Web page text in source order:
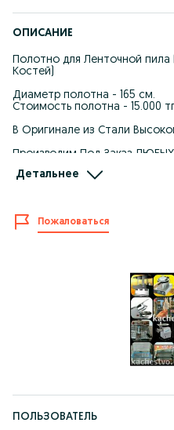
ОПИСАНИЕ
Полотно для Ленточной пила
Костей)
Диаметр полотна - 165 см.
Стоимость полотна - 15.000
В Оригинале из Стали
Производим Под Заказ
Оборудование для Кафе,
Кондитерских и.т.д.
- Тостеры для Шаурмы,
- Контактные Плиты для
- Ленточные Пилы для Мяса
- Планетарные миксеры
- Аппараты Сладкой
Детальнее
Пожаловаться
ПОЛЬЗОВАТЕЛЬ